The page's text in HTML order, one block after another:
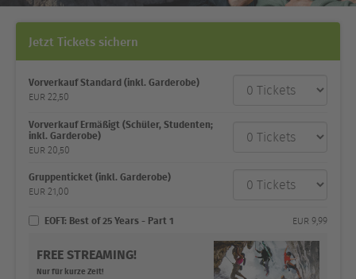
Jetzt Tickets sichern
Ticketkategorie
und Preis
Anzahl
Vorverkauf Standard (inkl. Garderobe)
EUR 22,50
Vorverkauf Ermäßigt (Schüler, Studenten;
inkl. Garderobe)
EUR 20,50
Gruppenticket (inkl. Garderobe)
EUR 21,00
EOFT: Best of 25 Years - Part 1 EUR 9,99
FREE STREAMING!
Nur für kurze Zeit!